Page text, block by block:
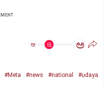
ಅ ಅ
#Meta #news #national
#udaya